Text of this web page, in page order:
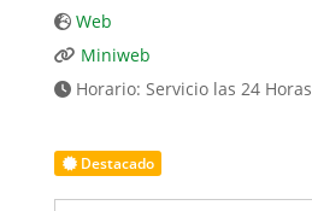
Web
Miniweb
Horario:Servicio las 24 Horas
Destacado